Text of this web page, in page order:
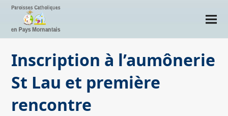
Inscription à l’aumônerie
St Lau et première
rencontre